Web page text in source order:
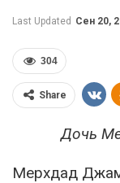
Last Updated Сен 20,
304
Share
Дочь
Мерхдад